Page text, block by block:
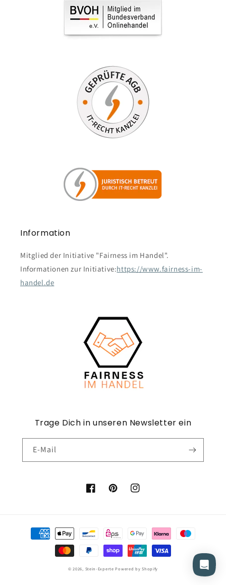
Information
Mitglied der Initiative "Fairness im Handel".
Informationen zur Initiative:https://www.fairness-im-
handel.de
Trage Dich in unseren Newsletter ein
E-Mail
FacebookPinterestInstagram
Zahlungsmethoden
© 2026, Stein-Experte Powered by Shopify